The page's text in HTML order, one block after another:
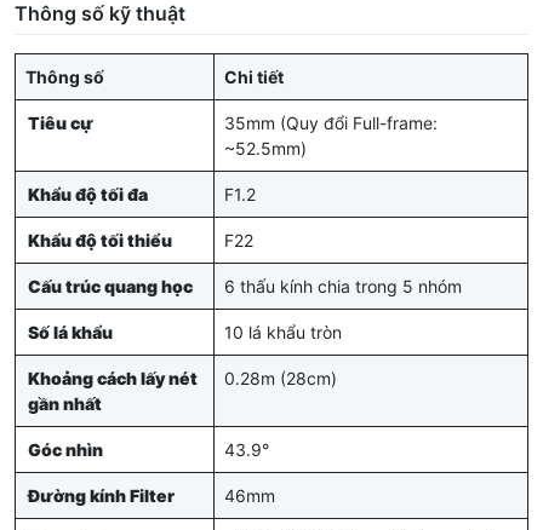
Thông số kỹ thuật
Thông số Chi tiết
Tiêu cự
35mm (Quy đổi Full-frame:
~52.5mm)
Khẩu độ tối đa F1.2
Khẩu độ tối thiểu F22
Cấu trúc quang học 6 thấu kính chia trong 5 nhóm
Số lá khẩu 10 lá khẩu tròn
Khoảng cách lấy nét
gần nhất
0.28m (28cm)
Góc nhìn 43.9°
Đường kính Filter 46mm